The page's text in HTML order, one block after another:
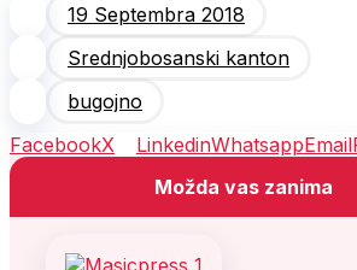
19 Septembra 2018
Srednjobosanski kanton
bugojno
FacebookX LinkedinWhatsappEmail
Možda vas zanima